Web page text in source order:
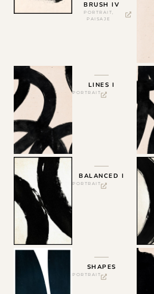
BRUSH IV
PORTRAIT,
PAISAJE
LINES I
PORTRAIT
BALANCED I
PORTRAIT
SHAPES
PORTRAIT